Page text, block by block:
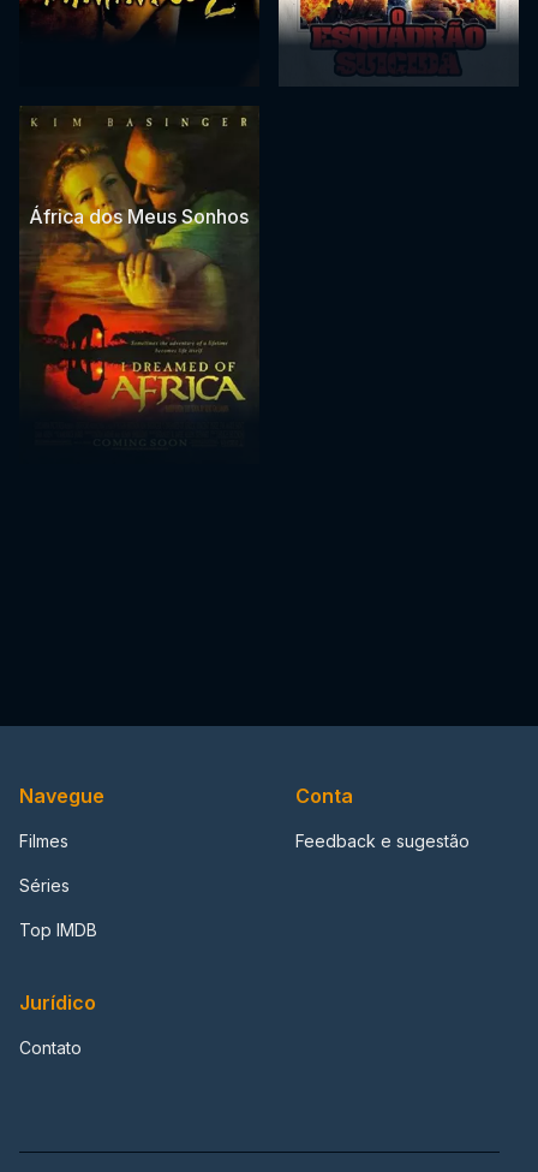
África dos Meus Sonhos
Navegue
Filmes
Séries
Top IMDB
Conta
Feedback e sugestão
Jurídico
Contato